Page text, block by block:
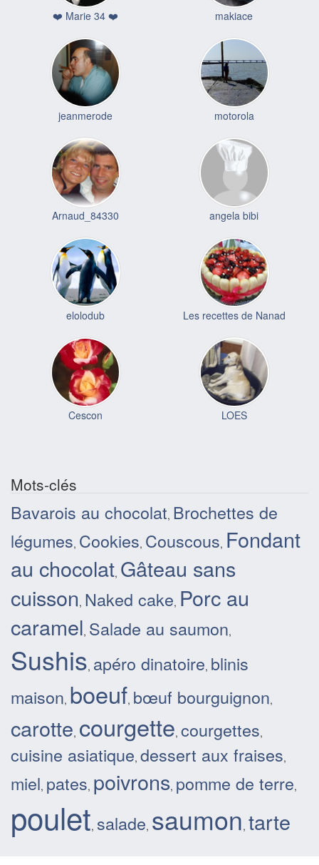
❤️ Marie 34 ❤️ makiace
jeanmerode motorola
Arnaud_84330 angela bibi
elolodub Les recettes de Nanad
Cescon LOES
Mots-clés
Bavarois au chocolat, Brochettes de
légumes, Cookies, Couscous, Fondant
au chocolat, Gâteau sans
cuisson, Naked cake, Porc au
caramel, Salade au saumon,
Sushis, apéro dinatoire, blinis
maison, boeuf, bœuf bourguignon,
carotte, courgette, courgettes,
cuisine asiatique, dessert aux fraises,
miel, pates, poivrons, pomme de terre,
poulet, salade, saumon, tarte